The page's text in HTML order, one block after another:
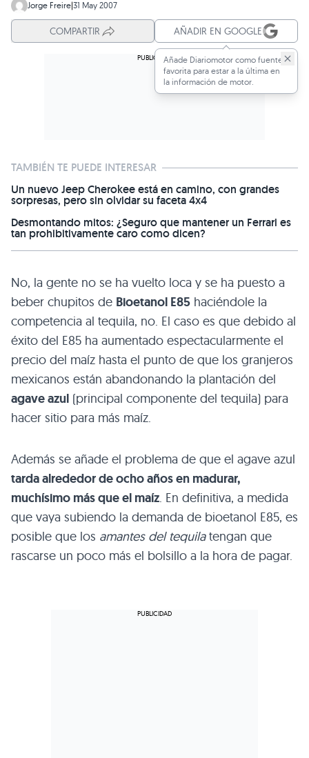
Jorge Freire|31 May 2007
COMPARTIR AÑADIR EN GOOGLE
Añade Diariomotor como fuente
favorita para estar a la última en
la información de motor.
TAMBIÉN TE PUEDE INTERESAR
Un nuevo Jeep Cherokee está en camino, con grandes
sorpresas, pero sin olvidar su faceta 4x4
Desmontando mitos: ¿Seguro que mantener un Ferrari es
tan prohibitivamente caro como dicen?
No, la gente no se ha vuelto loca y se ha puesto a
beber chupitos de Bioetanol E85 haciéndole la
competencia al tequila, no. El caso es que debido al
éxito del E85 ha aumentado espectacularmente el
precio del maíz hasta el punto de que los granjeros
mexicanos están abandonando la plantación del
agave azul (principal componente del tequila) para
hacer sitio para más maíz.
Además se añade el problema de que el agave azul
tarda alrededor de ocho años en madurar,
muchísimo más que el maíz. En definitiva, a medida
que vaya subiendo la demanda de bioetanol E85, es
posible que los amantes del tequilatengan que
rascarse un poco más el bolsillo a la hora de pagar.